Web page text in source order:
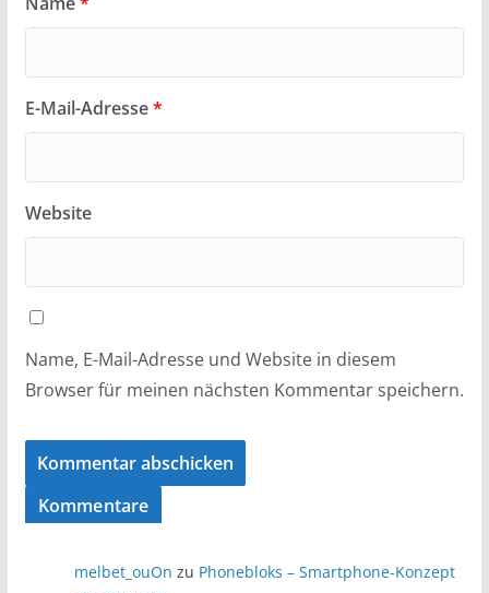
E-Mail-Adresse*
Website
Name, E-Mail-Adresse und Website in diesem
Browser für meinen nächsten Kommentar speichern.
Kommentare
melbet_ouOn zu Phonebloks – Smartphone-Konzept